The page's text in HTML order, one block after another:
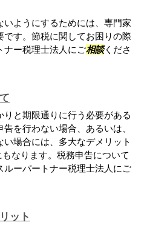
いようにするためには、専門家
です。節税に関してお困りの際
ナー税理士法人にご相談くださ
と期限通りに行う必要がある
を行わない場合、あるいは、
場合には、多大なデメリット
なります。税務申告について
ルーパートナー税理士法人にご
ット